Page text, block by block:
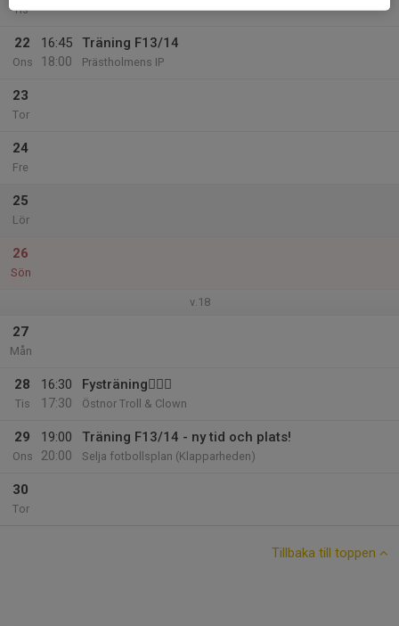
Tis
22
Ons
16:45
18:00
Träning F13/14
Prästholmens IP
23
Tor
24
Fre
25
Lör
26
Sön
v.18
27
Mån
28
Tis
16:30
17:30
Fysträning🏋🏻‍♀️
Östnor Troll & Clown
29
Ons
19:00
20:00
Träning F13/14 - ny tid och plats!
Selja fotbollsplan (Klapparheden)
30
Tor
Tillbaka till toppen